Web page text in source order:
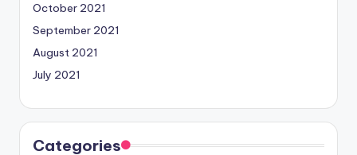
October 2021
September 2021
August 2021
July 2021
Categories